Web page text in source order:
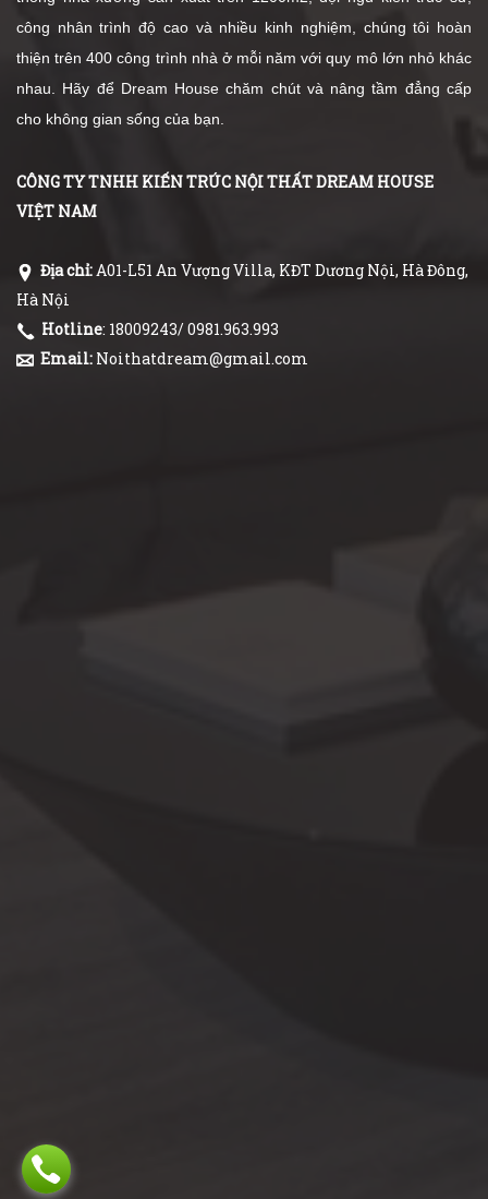
công nhân trình độ cao và nhiều kinh nghiệm, chúng tôi hoàn
thiện trên 400 công trình nhà ở mỗi năm với quy mô lớn nhỏ khác
nhau. Hãy để Dream House chăm chút và nâng tầm đẳng cấp
cho không gian sống của bạn.
CÔNG TY TNHH KIẾN TRÚC NỘI THẤT DREAM HOUSE
VIỆT NAM
Địa chỉ:A01-L51 An Vượng Villa, KĐT Dương Nội, Hà Đông,
Hà Nội
Hotline: 18009243/ 0981.963.993
Email: Noithatdream@gmail.com